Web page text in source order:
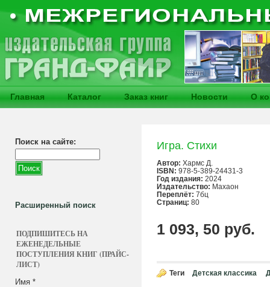
Главная Каталог Заказ книг Новости О
Поиск на сайте:
Расширенный поиск
ПОДПИШИТЕСЬ НА
ЕЖЕНЕДЕЛЬНЫЕ
ПОСТУПЛЕНИЯ КНИГ (ПРАЙС-
ЛИСТ)
Имя *
Игра. Стихи
Автор: Хармс Д.
ISBN: 978-5-389-24431-3
Год издания: 2024
Издательство: Махаон
Переплёт: 7бц
Страниц: 80
1 093, 50 руб.
Теги Детская классика